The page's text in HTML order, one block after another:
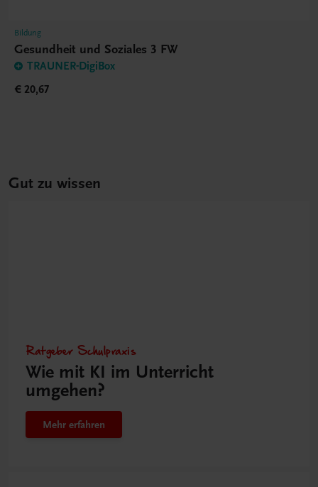
Bildung
Gesundheit und Soziales 3 FW
TRAUNER-DigiBox
€ 20,67
Gut zu wissen
Ratgeber Schulpraxis
Wie mit KI im Unterricht
umgehen?
Mehr erfahren